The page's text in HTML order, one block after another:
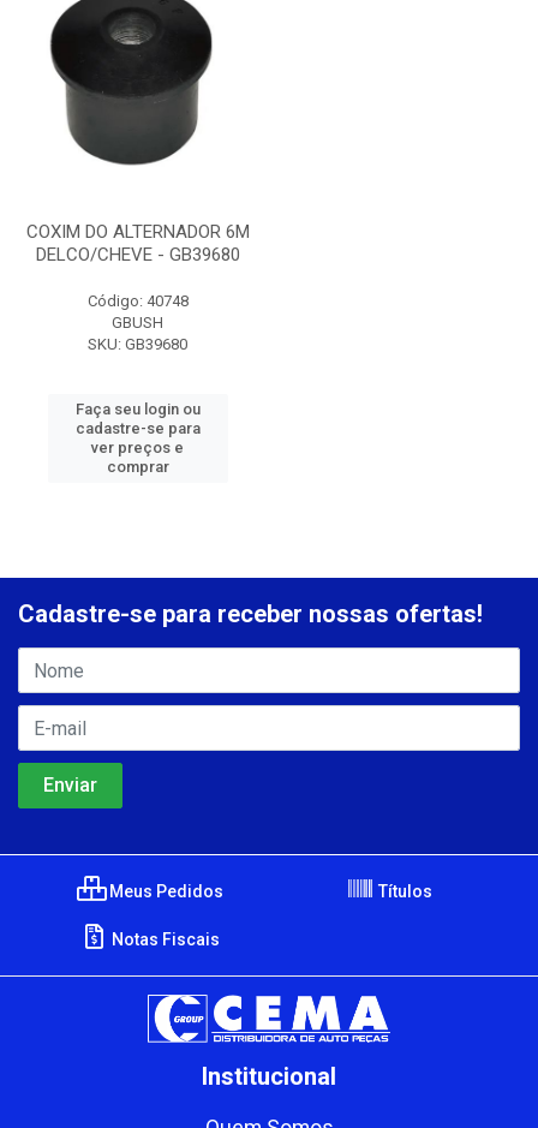
COXIM DO ALTERNADOR 6M
DELCO/CHEVE - GB39680
Código: 40748
GBUSH
SKU: GB39680
Faça seu login ou
cadastre-se para
ver preços e
comprar
Cadastre-se para receber nossas ofertas!
Meus Pedidos Títulos
Notas Fiscais
Institucional